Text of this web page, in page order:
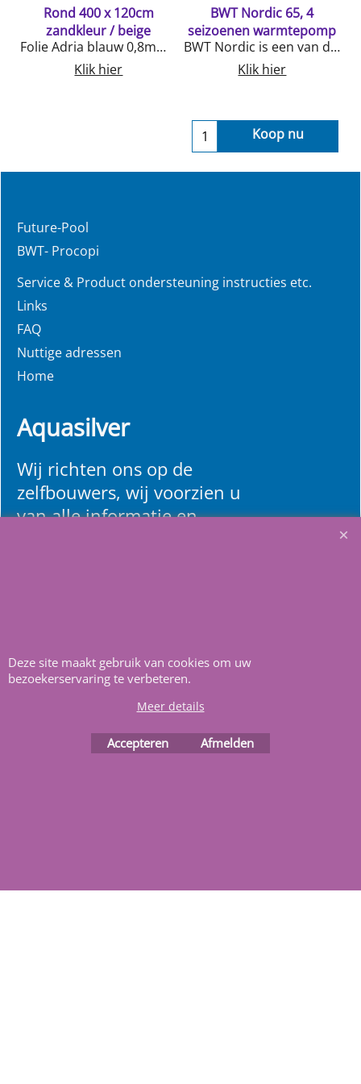
Rond 400 x 120cm
zandkleur / beige
Folie Adria blauw 0,8mmOptie blauw of zandkleur (beige)Bevestiging met flapje voor over de staalwand
Klik hier
BWT Nordic 65, 4
seizoenen warmtepomp
BWT Nordic is een van de meest efficiënte warmtepomp op de markt Verwarmen van zwembad 55-70m3Milieu vriendelijk gas R290Groot bedieningspaneel Diagnose op afstand door BWT Pool ExpertsEnergie AIncl. bediening via app/wifi module
Klik hier
Koop nu
Future-Pool
BWT- Procopi
Service & Product ondersteuning instructies etc.
Links
FAQ
Nuttige adressen
Home
Aquasilver
Wij richten ons op de
zelfbouwers, wij voorzien u
van alle informatie en
Heeft u vragenmail ons.
Deze site maakt gebruik van cookies om uw
bezoekerservaring te verbeteren.
Meer details
Accepteren Afmelden